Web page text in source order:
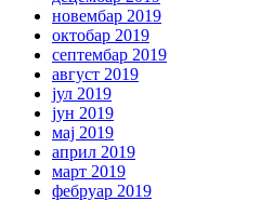
новембар 2019
октобар 2019
септембар 2019
август 2019
јул 2019
јун 2019
мај 2019
април 2019
март 2019
фебруар 2019